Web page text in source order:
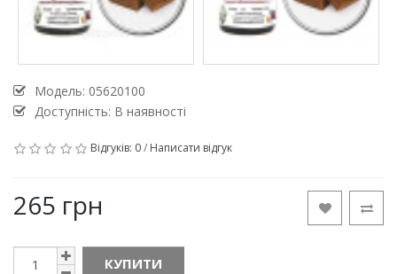
Модель: 05620100
Доступність: В наявності
Відгуків: 0/ Написати відгук
265 грн
КУПИТИ